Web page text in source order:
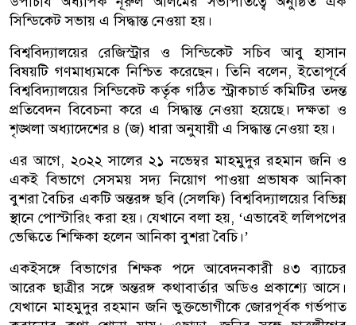
সিন্ডিকেট সভায় এ সিদ্ধান্ত নেওয়া হয়।
বিশ্ববিদ্যালয়ের রেজিস্ট্রার ও সিন্ডিকেট সচিব আবু হাসান
বিষয়টি গণমাধ্যমকে নিশ্চিত করেছেন। তিনি বলেন, ইতোপূর্বে
বিশ্ববিদ্যালয়ের সিন্ডিকেট কর্তৃক গঠিত স্ট্রাকচার্ড কমিটির তদন্ত
প্রতিবেদন বিবেচনা করে এ সিদ্ধান্ত নেওয়া হয়েছে। দক্ষতা ও
শৃঙ্খলা অধ্যাদেশের ৪ (জ) ধারা অনুযায়ী এ সিদ্ধান্ত নেওয়া হয়।
এর আগে, ২০২২ সালের ২১ নভেম্বর মাহমুদুর রহমান জনি ও
একই বিভাগে সেসময় সদ্য নিয়োগ পাওয়া প্রভাষক আনিকা
বুশরা বৈচির একটি অন্তরঙ্গ ছবি (সেলফি) বিশ্ববিদ্যালয়ের বিভিন্ন
স্থানে পোস্টারিং করা হয়। যেখানে বলা হয়, ‘এভাবেই ললিপপের
ভেল্কিতে শিক্ষিকা হলেন আনিকা বুশরা বৈচি।’
একইসঙ্গে বিভাগের শিক্ষক পদে আবেদনকারী ৪৩ ব্যাচের
আরেক ছাত্রীর সঙ্গে অন্তরঙ্গ কথাবার্তার অডিও প্রকাশ্যে আসে।
যেখানে মাহমুদুর রহমান জনি ভুক্তভোগীকে জোরপূর্বক গর্ভপাত